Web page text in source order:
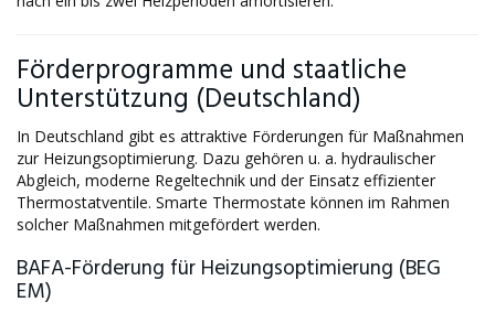
Förderprogramme und staatliche
Unterstützung (Deutschland)
In Deutschland gibt es attraktive Förderungen für Maßnahmen
zur Heizungsoptimierung. Dazu gehören u. a. hydraulischer
Abgleich, moderne Regeltechnik und der Einsatz effizienter
Thermostatventile. Smarte Thermostate können im Rahmen
solcher Maßnahmen mitgefördert werden.
BAFA-Förderung für Heizungsoptimierung (BEG
EM)